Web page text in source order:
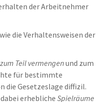
der Arbeitnehmer
die Verhaltensweisen der
Teil vermengenund zum
für bestimmte
die Gesetzeslage diffizil.
erhebliche Spielräume